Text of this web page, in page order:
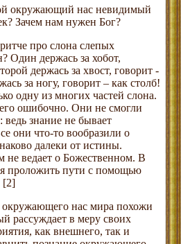
окружающий нас невидимый
Зачем нам нужен Бог?
про слона слепых
Один держась за хобот,
держась за хвост, говорит -
за ногу, говорит – как столб!
одну из многих частей слона.
ошибочно. Они не смогли
ведь знание не бывает
они что-то вообразили о
далеки от истины.
не ведает о Божественном. В
проложить пути с помощью
[2]
нас мира похожи
рассуждает в меру своих
как внешнего, так и